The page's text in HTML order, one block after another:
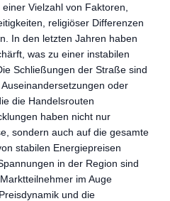
Vielzahl von Faktoren,
religiöser Differenzen
In den letzten Jahren haben
was zu einer instabilen
Schließungen der Straße sind
oder
die Handelsrouten
haben nicht nur
sondern auch auf die gesamte
stabilen Energiepreisen
in der Region sind
im Auge
und die